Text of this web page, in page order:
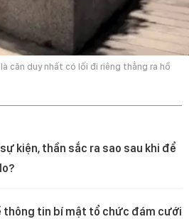
căn duy nhất có lối đi riêng thẳng ra hồ
kiện, thần sắc ra sao sau khi để
thông tin bí mật tổ chức đám cưới